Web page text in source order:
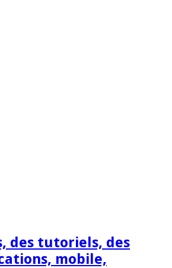
des tutoriels, des
mobile,